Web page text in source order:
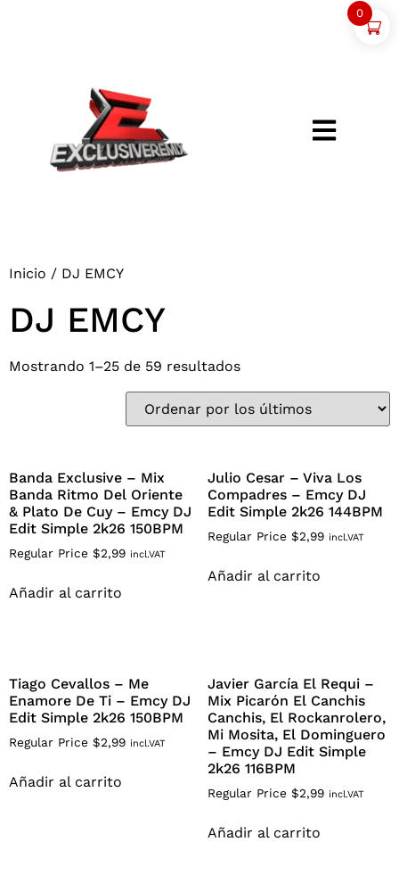
Inicio / DJ EMCY
DJ EMCY
Mostrando 1–25 de 59 resultados
Banda Exclusive – Mix
Banda Ritmo Del Oriente
& Plato De Cuy – Emcy DJ
Edit Simple 2k26 150BPM
Regular Price $2,99 incl.VAT
Añadir al carrito
Julio Cesar – Viva Los
Compadres – Emcy DJ
Edit Simple 2k26 144BPM
Regular Price $2,99 incl.VAT
Añadir al carrito
Tiago Cevallos – Me
Enamore De Ti – Emcy DJ
Edit Simple 2k26 150BPM
Regular Price $2,99 incl.VAT
Añadir al carrito
Javier García El Requi –
Mix Picarón El Canchis
Canchis, El Rockanrolero,
Mi Mosita, El Dominguero
– Emcy DJ Edit Simple
2k26 116BPM
Regular Price $2,99 incl.VAT
Añadir al carrito
0